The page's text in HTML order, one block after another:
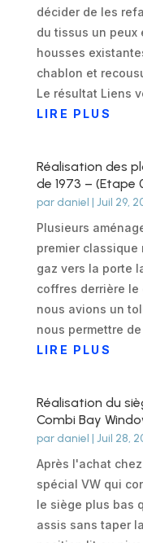
décider de les
du tissus un
housses
chablon et
Le résultat Liens
LIRE PLUS
Réalisation des
de 1973 – (Etape
par daniel | Juil 29,
Plusieurs
premier
gaz vers la porte
coffres derrière le
nous avions un
nous permettre de
LIRE PLUS
Réalisation du
Combi Bay
par daniel | Juil 28,
Après l'achat
spécial VW qui
le siège plus bas
assis sans taper